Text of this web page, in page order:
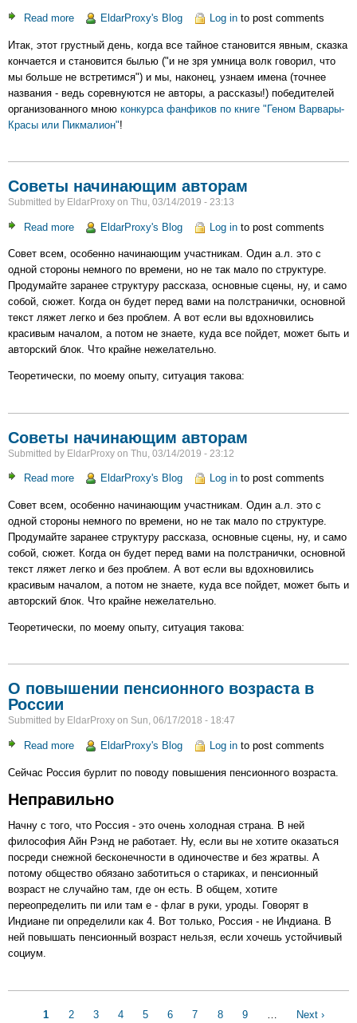
Read more about
победителей
конкурса
фанфиков
по
книге
"Геном
Красы
Пикмалион"
EldarProxy's Blog Log into post comments
Итак, этот грустный день, когда все тайное становится явным, сказка
кончается и становится былью ("и не зря умница волк говорил, что
мы больше не встретимся") и мы, наконец, узнаем имена (точнее
названия - ведь соревнуются не авторы, а рассказы!) победителей
организованного мною конкурса фанфиков по книге "Геном Варвары-
Красы или Пикмалион"!
Советы начинающим авторам
Submitted by EldarProxy on Thu, 03/14/2019 - 23:13
Read more about
начинающим
авторам
EldarProxy's Blog Log into post comments
Совет всем, особенно начинающим участникам. Один а.л. это с
одной стороны немного по времени, но не так мало по структуре.
Продумайте заранее структуру рассказа, основные сцены, ну, и само
собой, сюжет. Когда он будет перед вами на полстранички, основной
текст ляжет легко и без проблем. А вот если вы вдохновились
красивым началом, а потом не знаете, куда все пойдет, может быть и
авторский блок. Что крайне нежелательно.
Теоретически, по моему опыту, ситуация такова:
Советы начинающим авторам
Submitted by EldarProxy on Thu, 03/14/2019 - 23:12
Read more about
начинающим
авторам
EldarProxy's Blog Log into post comments
Совет всем, особенно начинающим участникам. Один а.л. это с
одной стороны немного по времени, но не так мало по структуре.
Продумайте заранее структуру рассказа, основные сцены, ну, и само
собой, сюжет. Когда он будет перед вами на полстранички, основной
текст ляжет легко и без проблем. А вот если вы вдохновились
красивым началом, а потом не знаете, куда все пойдет, может быть и
авторский блок. Что крайне нежелательно.
Теоретически, по моему опыту, ситуация такова:
О повышении пенсионного возраста в
России
Submitted by EldarProxy on Sun, 06/17/2018 - 18:47
Read more about
повышении
пенсионного
в
России
EldarProxy's Blog Log into post comments
Сейчас Россия бурлит по поводу повышения пенсионного возраста.
Неправильно
Начну с того, что Россия - это очень холодная страна. В ней
философия Айн Рэнд не работает. Ну, если вы не хотите оказаться
посреди снежной бесконечности в одиночестве и без жратвы. А
потому общество обязано заботиться о стариках, и пенсионный
возраст не случайно там, где он есть. В общем, хотите
переопределить пи или там е - флаг в руки, уроды. Говорят в
Индиане пи определили как 4. Вот только, Россия - не Индиана. В
ней повышать пенсионный возраст нельзя, если хочешь устойчивый
социум.
Pagination
Current
1 Page
2 Page
3 Page
4 Page
5 Page
6 Page
7 Page
8 Page
9
Next
Next ›